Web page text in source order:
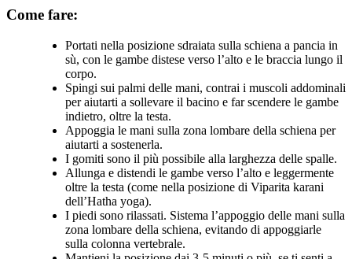
Come fare:
Portati nella posizione sdraiata sulla schiena a pancia in
sù, con le gambe distese verso l’alto e le braccia lungo il
corpo.
Spingi sui palmi delle mani, contrai i muscoli addominali
per aiutarti a sollevare il bacino e far scendere le gambe
indietro, oltre la testa.
Appoggia le mani sulla zona lombare della schiena per
aiutarti a sostenerla.
I gomiti sono il più possibile alla larghezza delle spalle.
Allunga e distendi le gambe verso l’alto e leggermente
oltre la testa (come nella posizione di Viparita karani
dell’Hatha yoga).
I piedi sono rilassati. Sistema l’appoggio delle mani sulla
zona lombare della schiena, evitando di appoggiarle
sulla colonna vertebrale.